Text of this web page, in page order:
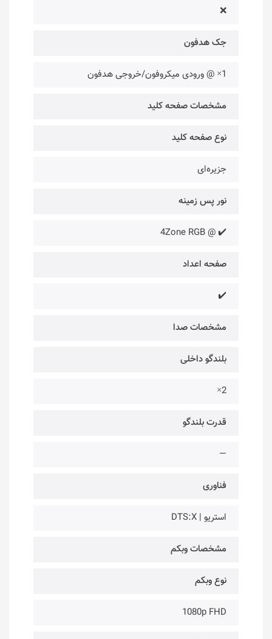
❌
جک هدفون
1× @ ورودی میکروفون/خروجی هدفون
مشخصات صفحه کلید
نوع صفحه کلید
جزیره‌ای
نور پس زمینه
✔️ @ 4Zone RGB
صفحه اعداد
✔️
مشخصات صدا
بلندگو داخلی
2×
قدرت بلندگو
—
فناوری‌
استریو | DTS:X
مشخصات وبکم
نوع وبکم
1080p FHD